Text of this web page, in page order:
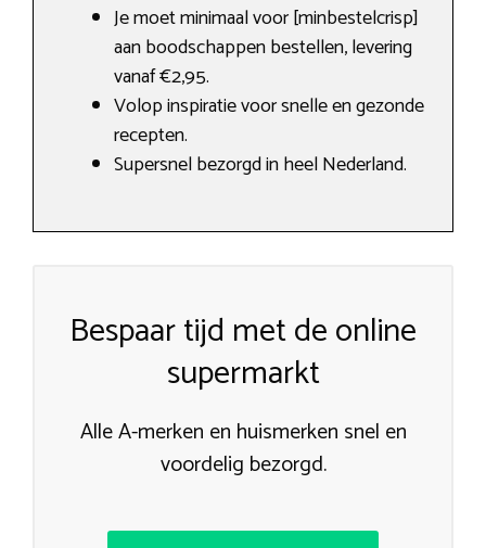
Je moet minimaal voor [minbestelcrisp]
aan boodschappen bestellen, levering
vanaf €2,95.
Volop inspiratie voor snelle en gezonde
recepten.
Supersnel bezorgd in heel Nederland.
Bespaar tijd met de online
supermarkt
Alle A-merken en huismerken snel en
voordelig bezorgd.